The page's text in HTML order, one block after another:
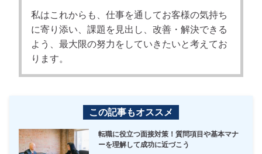
私はこれからも、仕事を通してお客様の気持ち
に寄り添い、課題を見出し、改善・解決できる
よう、最大限の努力をしていきたいと考えてお
ります。
この記事もオススメ
転職に役立つ面接対策！質問項目や基本マナ
ーを理解して成功に近づこう